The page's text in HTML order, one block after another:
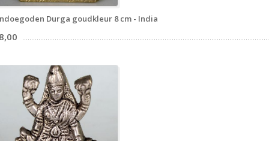
Durga goudkleur 8 cm - India